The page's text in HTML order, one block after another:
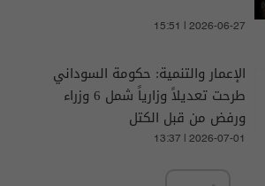
15:51 | 2026-06-27
الإعمار والتنمية: حكومة السوداني
طرحت تعديلاً وزارياً شمل 6 وزراء
ورفض من قبل الكتل
13:37 | 2026-07-01